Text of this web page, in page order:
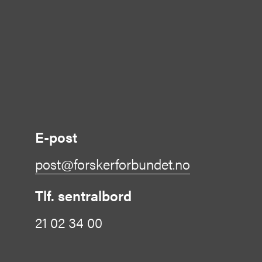
E-post
post@forskerforbundet.no
Tlf. sentralbord
21 02 34 00